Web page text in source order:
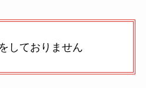
しておりません